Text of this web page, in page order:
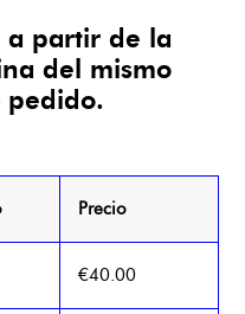
a partir de la
del mismo
pedido.
Precio
€40.00